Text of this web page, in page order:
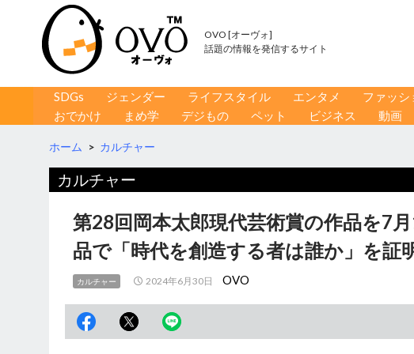
OVO [オーヴォ]
話題の情報を発信するサイト
コンテンツへ移動
SDGs ジェンダー ライフスタイル エンタメ ファッシ
おでかけ
まめ学 デジもの ペット ビジネス 動画
ホーム > カルチャー
カルチャー
第28回岡本太郎現代芸術賞の作品を7
品で「時代を創造する者は誰か」を証
カルチャー 2024年6月30日 OVO